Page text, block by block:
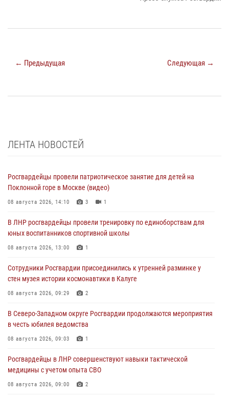
← Предыдущая Следующая →
ЛЕНТА НОВОСТЕЙ
Росгвардейцы провели патриотическое занятие для детей на
Поклонной горе в Москве (видео)
08 августа 2026, 14:10 3 1
В ЛНР росгвардейцы провели тренировку по единоборствам для
юных воспитанников спортивной школы
08 августа 2026, 13:00 1
Сотрудники Росгвардии присоединились к утренней разминке у
стен музея истории космонавтики в Калуге
08 августа 2026, 09:29 2
В Северо-Западном округе Росгвардии продолжаются мероприятия
в честь юбилея ведомства
08 августа 2026, 09:03 1
Росгвардейцы в ЛНР совершенствуют навыки тактической
медицины с учетом опыта СВО
08 августа 2026, 09:00 2